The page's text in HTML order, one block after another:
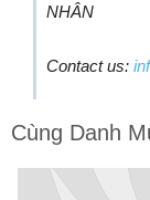
NHÂN
Contact us:
Cùng Danh